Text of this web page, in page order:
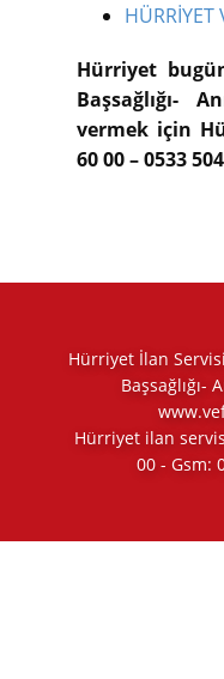
HÜRRİYET
Hürriyet
Başsağlığı-
vermek için
60 00 – 0533
Hürriyet İlan
Başsağlığı-
Hürriyet ilan
00 - Gsm: